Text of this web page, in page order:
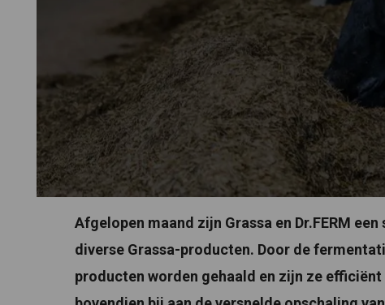
Afgelopen maand zijn Grassa en Dr.FERM
diverse Grassa-producten. Door de
producten worden gehaald en zijn ze